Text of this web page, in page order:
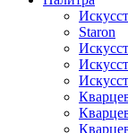
Staron